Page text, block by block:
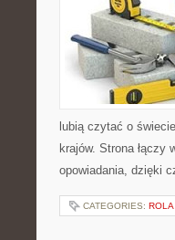
lubią czytać o
krajów. Strona
opowiadania, dzięki
CATEGORIES: